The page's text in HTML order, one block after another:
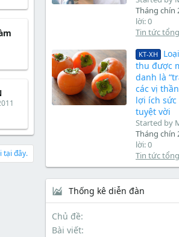
tại đây.
Tháng chín
lời: 0
Tin tức
KT-XH
thu được
danh là
các vị
lợi ích sức
tuyệt vời
Started by
Tháng chín
lời: 0
Tin tức
Thống kê diễn đàn
Chủ đề
Bài viết